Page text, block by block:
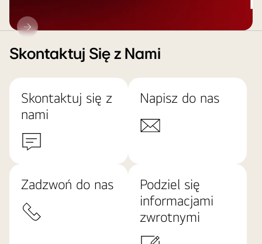
LG
Update
Skontaktuj Się z Nami
Skontaktuj się z
nami
Napisz do nas
Zadzwoń do nas
Podziel się
informacjami
zwrotnymi